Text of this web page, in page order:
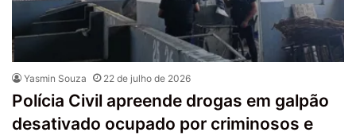
Yasmin Souza 22 de julho de 2026
Polícia Civil apreende drogas em galpão
desativado ocupado por criminosos e